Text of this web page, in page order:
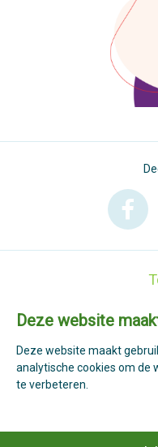
Deze website
Deze website maakt
analytische cookies om de
te verbeteren.
Past.